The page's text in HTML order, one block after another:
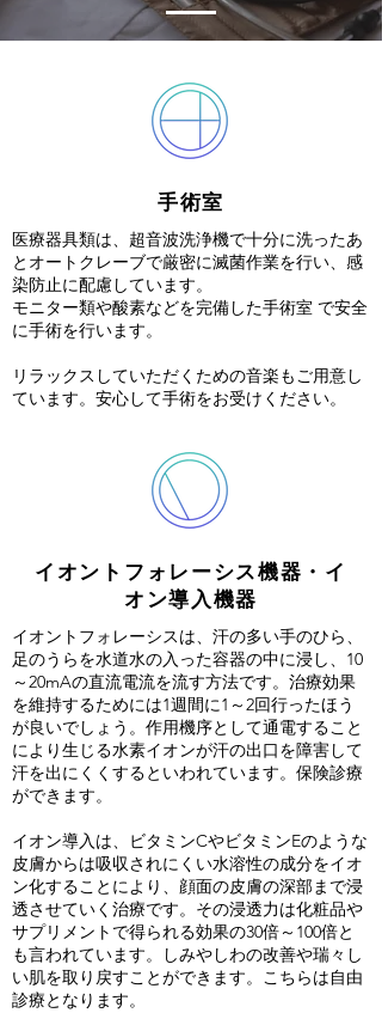
手術室
医療器具類は、超音波洗浄機で十分に洗ったあ
とオートクレーブで厳密に滅菌作業を行い、感
染防止に配慮しています。
モニター類や酸素などを完備した手術室 で安全
に手術を行います。
リラックスしていただくための音楽もご用意し
ています。安心して手術をお受けください。
イオントフォレーシス機器・イ
オン導入機器
イオントフォレーシスは、汗の多い手のひら、
足のうらを水道水の入った容器の中に浸し、10
～20mAの直流電流を流す方法です。治療効果
を維持するためには1週間に1～2回行ったほう
が良いでしょう。作用機序として通電すること
により生じる水素イオンが汗の出口を障害して
汗を出にくくするといわれています。保険診療
ができます。
イオン導入は、ビタミンCやビタミンEのような
皮膚からは吸収されにくい水溶性の成分をイオ
ン化することにより、顔面の皮膚の深部まで浸
透させていく治療です。その浸透力は化粧品や
サプリメントで得られる効果の30倍～100倍と
も言われています。しみやしわの改善や瑞々し
い肌を取り戻すことができます。こちらは自由
診療となります。